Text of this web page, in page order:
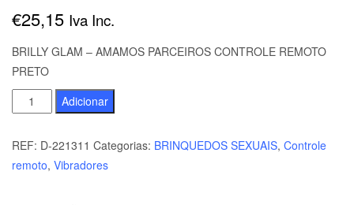
€25,15 Iva Inc.
BRILLY GLAM – AMAMOS PARCEIROS CONTROLE REMOTO
PRETO
Quantidade
de
BRILLY
Adicionar
REF: D-221311 Categorias: BRINQUEDOS SEXUAIS, Controle
remoto, Vibradores